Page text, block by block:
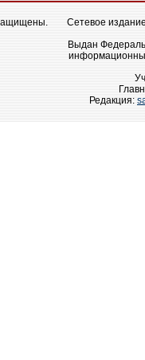
Сетевое
Выдан
Редакция: